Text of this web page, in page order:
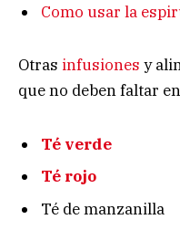
Como usar la
Otras infusiones y
que no deben faltar
Té verde
Té rojo
Té de manzanilla